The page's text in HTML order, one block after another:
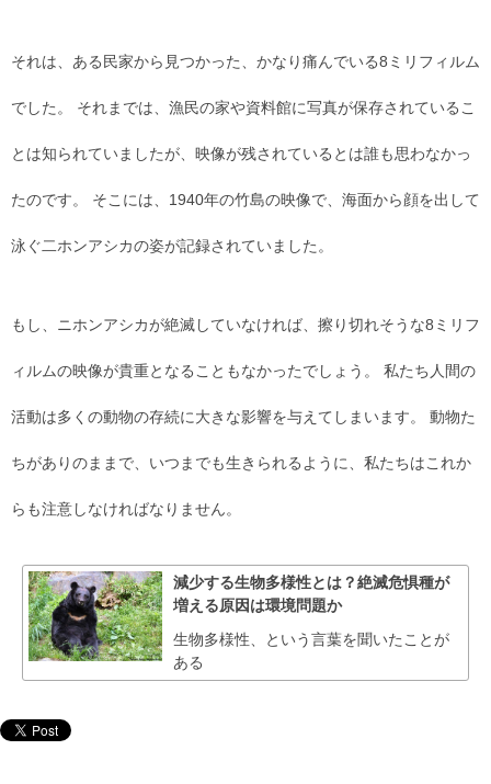
それは、ある民家から見つかった、かなり痛んでいる8ミリフィルム
でした。 それまでは、漁民の家や資料館に写真が保存されているこ
とは知られていましたが、映像が残されているとは誰も思わなかっ
たのです。 そこには、1940年の竹島の映像で、海面から顔を出して
泳ぐ二ホンアシカの姿が記録されていました。
もし、ニホンアシカが絶滅していなければ、擦り切れそうな8ミリフ
ィルムの映像が貴重となることもなかったでしょう。 私たち人間の
活動は多くの動物の存続に大きな影響を与えてしまいます。 動物た
ちがありのままで、いつまでも生きられるように、私たちはこれか
らも注意しなければなりません。
減少する生物多様性とは？絶滅危惧種が
増える原因は環境問題か
生物多様性、という言葉を聞いたことが
ある